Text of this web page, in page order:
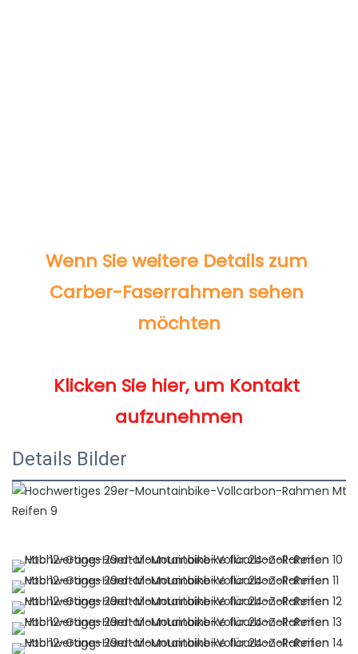
Wenn Sie weitere Details zum
Carber-Faserrahmen sehen
Klicken Sie hier, um Kontakt
Details Bilder